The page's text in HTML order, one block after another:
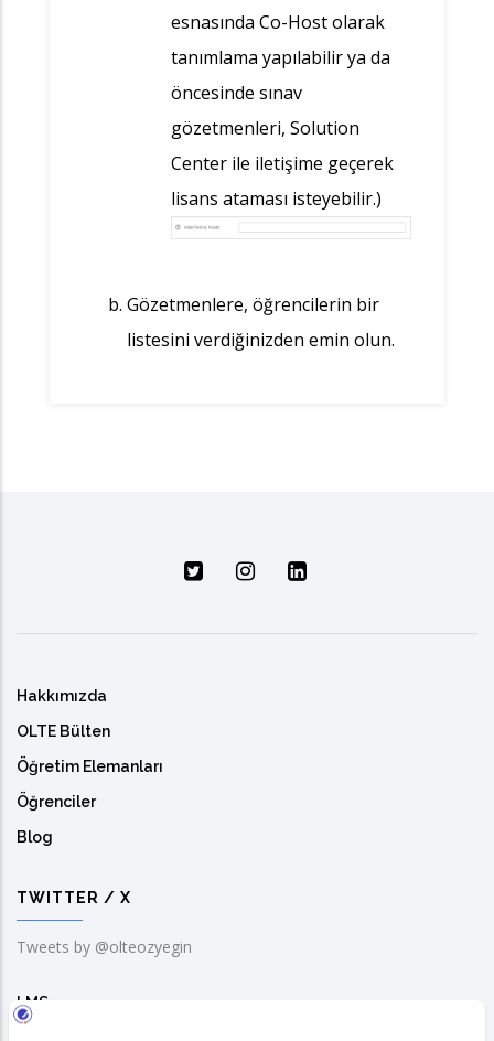
esnasında Co-Host olarak
tanımlama yapılabilir ya da
öncesinde sınav
gözetmenleri, Solution
Center ile iletişime geçerek
lisans ataması isteyebilir.)
Gözetmenlere, öğrencilerin bir
listesini verdiğinizden emin olun.
Hakkımızda
OLTE Bülten
Öğretim Elemanları
Öğrenciler
Blog
TWITTER / X
Tweets by @olteozyegin
LMS